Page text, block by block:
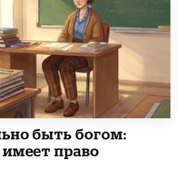
быть богом:
право